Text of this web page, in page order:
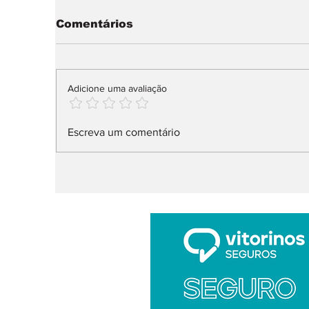
IUC: pagamento muda
Comentários
Adicione uma avaliação
Escreva um comentário